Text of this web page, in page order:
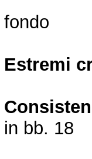
fondo
Estremi
in bb. 18